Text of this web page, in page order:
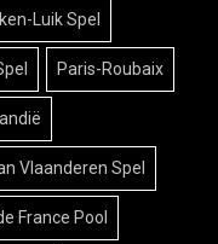
Luik Spel
Paris-Roubaix
Vlaanderen Spel
France Pool